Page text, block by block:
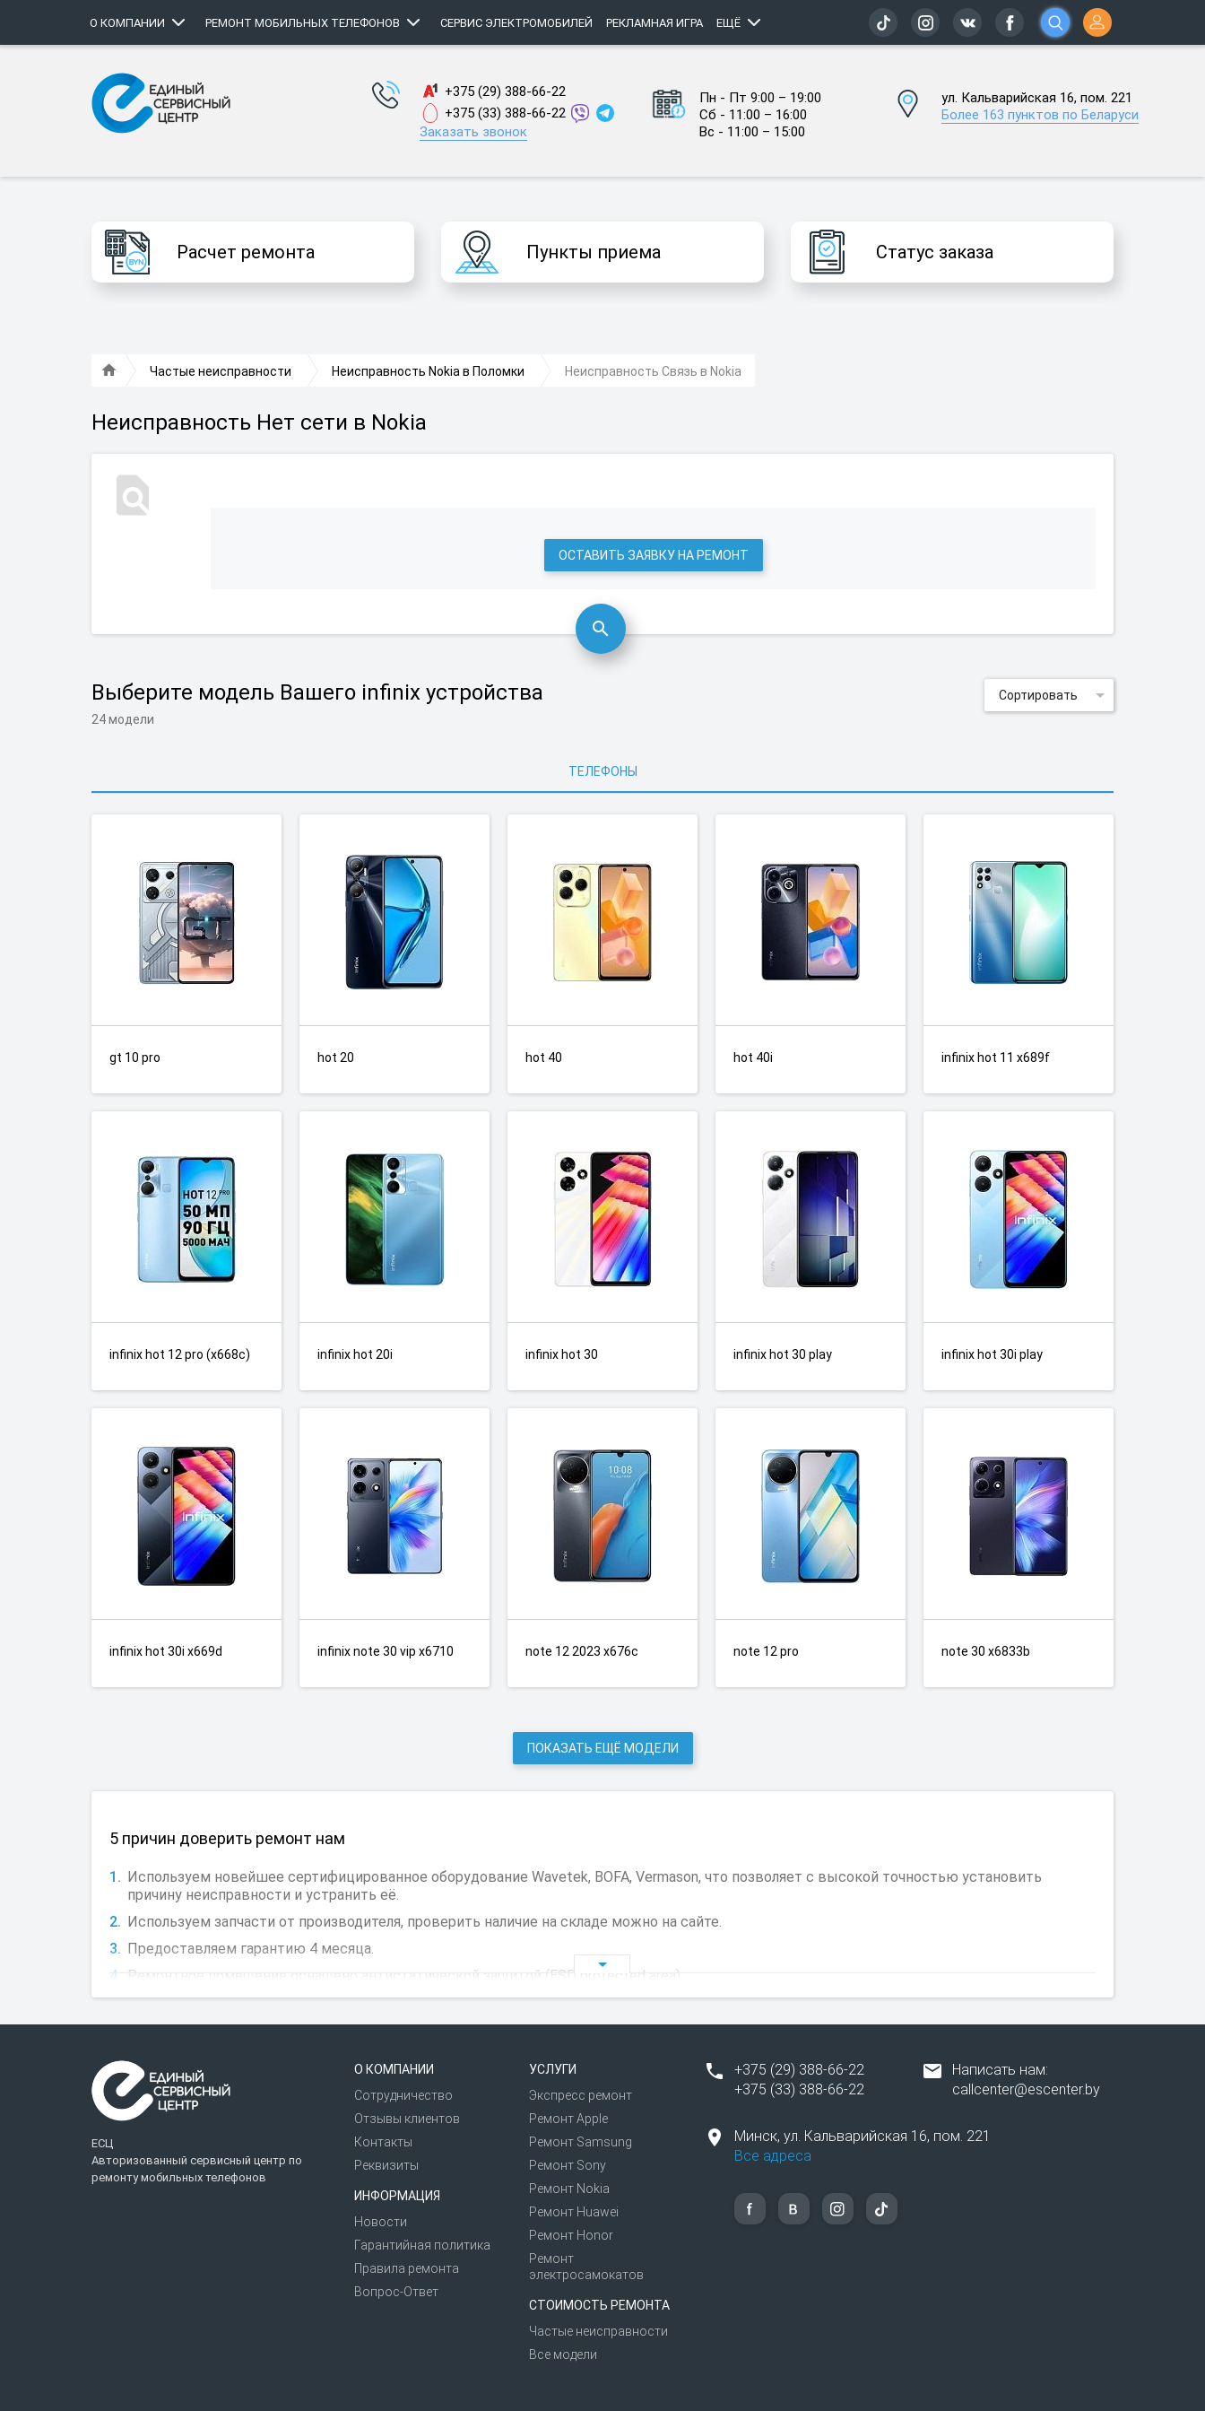
О КОМПАНИИ РЕМОНТ МОБИЛЬНЫХ ТЕЛЕФОНОВ СЕРВИС ЭЛЕКТРОМОБИЛЕЙ РЕКЛАМНАЯ ИГРА ЕЩЁ
+375 (29) 388-66-22
+375 (33) 388-66-22
Заказать звонок
Пн - Пт 9:00 – 19:00
Сб - 11:00 – 16:00
Вс - 11:00 – 15:00
ул. Кальварийская 16, пом. 221
Более 163 пунктов по Беларуси
Расчет ремонта Пункты приема Статус заказа
Частые неисправности Неисправность Nokia в Поломки Неисправность Связь в Nokia
Неисправность Нет сети в Nokia
ОСТАВИТЬ ЗАЯВКУ НА РЕМОНТ
Выберите модель Вашего infinix устройства
24 модели
Сортировать
ТЕЛЕФОНЫ
gt 10 pro hot 20 hot 40 hot 40i infinix hot 11 x689f
infinix hot 12 pro (x668c) infinix hot 20i infinix hot 30 infinix hot 30 play infinix hot 30i play
infinix hot 30i x669d infinix note 30 vip x6710 note 12 2023 x676c note 12 pro note 30 x6833b
ПОКАЗАТЬ ЕЩЁ МОДЕЛИ
5 причин доверить ремонт нам
Используем новейшее сертифицированное оборудование Wavetek, BOFA, Vermason, что позволяет с высокой точностью установить
причину неисправности и устранить её.
Используем запчасти от производителя, проверить наличие на складе можно на сайте.
Предоставляем гарантию 4 месяца.
Ремонтное помещение оснащено антистатической защитой (ESD protected area).
Более 120 точек приема в 30 городах.
возможна полная потеря внутренней памяти. Также рекомендуем временно отключить пароль, установленный на устройстве, для удобной и
быстрой работы мастера.
«Единый сервисный центр» — это сертифицированный ремонт телефонов и планшетов «Нокиа» и европейский уровень обслуживания
ЕСЦ
Авторизованный сервисный центр по
ремонту мобильных телефонов
О КОМПАНИИ
Сотрудничество
Отзывы клиентов
Контакты
Реквизиты
ИНФОРМАЦИЯ
Новости
Гарантийная политика
Правила ремонта
Вопрос-Ответ
УСЛУГИ
Экспресс ремонт
Ремонт Apple
Ремонт Samsung
Ремонт Sony
Ремонт Nokia
Ремонт Huawei
Ремонт Honor
Ремонт
электросамокатов
СТОИМОСТЬ РЕМОНТА
Частые неисправности
Все модели
+375 (29) 388-66-22
+375 (33) 388-66-22
Написать нам:
callcenter@escenter.by
Минск, ул. Кальварийская 16, пом. 221
Все адреса